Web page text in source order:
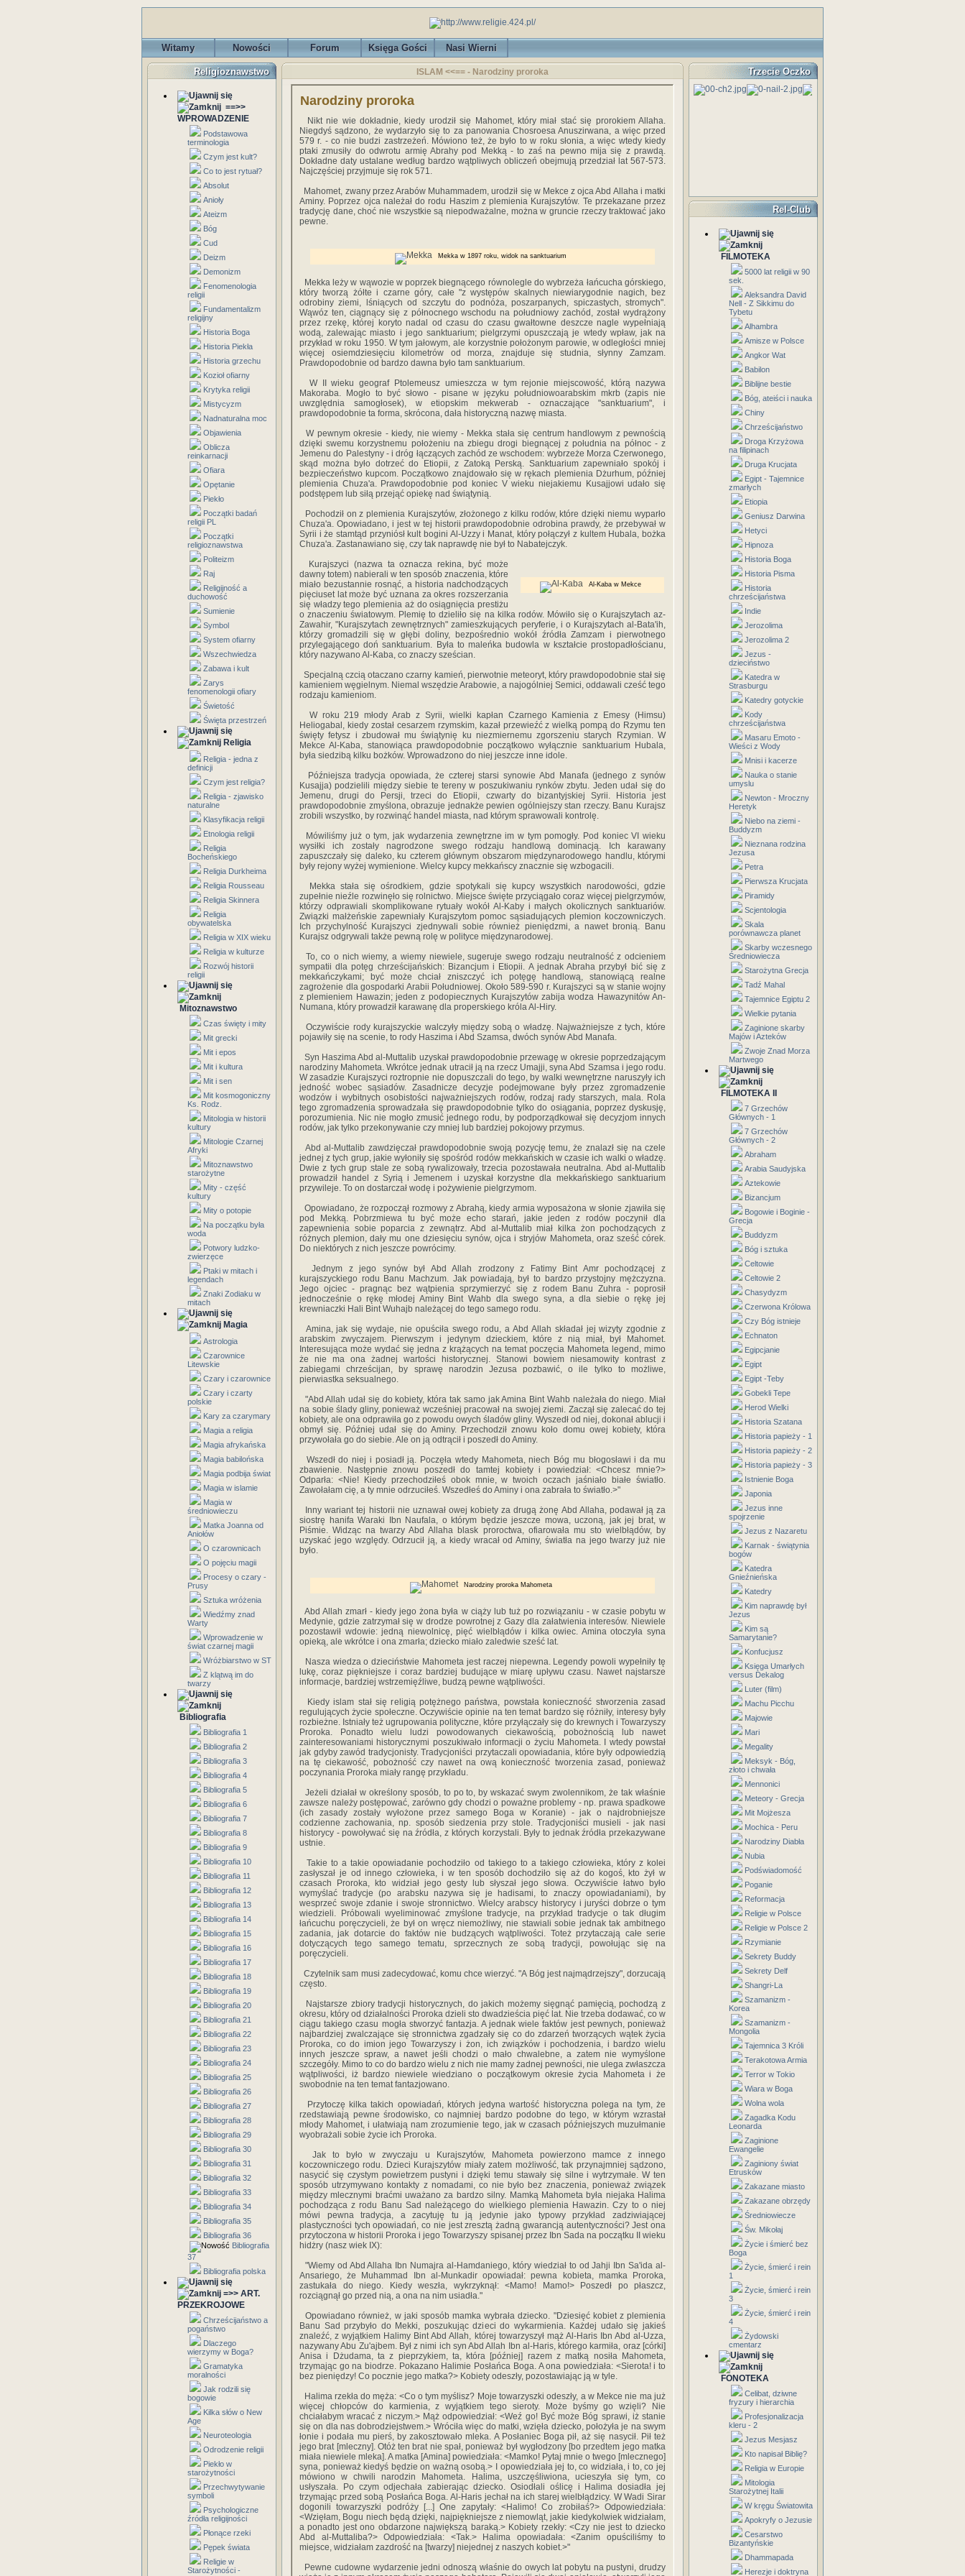
Witamy Nowości Forum Księga Gości Nasi Wierni
Religioznawstwo
==>>
WPROWADZENIE
Podstawowa
terminologia
Czym jest kult?
Co to jest rytuał?
Absolut
Anioły
Ateizm
Bóg
Cud
Deizm
Demonizm
Fenomenologia
religii
Fundamentalizm
religijny
Historia Boga
Historia Piekła
Historia grzechu
Kozioł ofiarny
Krytyka religii
Mistycyzm
Nadnaturalna moc
Objawienia
Oblicza
reinkarnacji
Ofiara
Opętanie
Piekło
Początki badań
religii PL
Początki
religioznawstwa
Politeizm
Raj
Religijność a
duchowość
Sumienie
Symbol
System ofiarny
Wszechwiedza
Zabawa i kult
Zarys
fenomenologii ofiary
Świetość
Święta przestrzeń
Religia
Religia - jedna z
definicji
Czym jest religia?
Religia - zjawisko
naturalne
Klasyfikacja religii
Etnologia religii
Religia
Bocheńskiego
Religia Durkheima
Religia Rousseau
Religia Skinnera
Religia
obywatelska
Religia w XIX wieku
Religia w kulturze
Rozwój historii
religii
Mitoznawstwo
Czas święty i mity
Mit grecki
Mit i epos
Mit i kultura
Mit i sen
Mit kosmogoniczny
Ks. Rodz.
Mitologia w historii
kultury
Mitologie Czarnej
Afryki
Mitoznawstwo
starożytne
Mity - część
kultury
Mity o potopie
Na początku była
woda
Potwory ludzko-
zwierzęce
Ptaki w mitach i
legendach
Znaki Zodiaku w
mitach
Magia
Astrologia
Czarownice
Litewskie
Czary i czarownice
Czary i czarty
polskie
Kary za czarymary
Magia a religia
Magia afrykańska
Magia babilońska
Magia podbija świat
Magia w islamie
Magia w
średniowieczu
Matka Joanna od
Aniołów
O czarownicach
O pojęciu magii
Procesy o czary -
Prusy
Sztuka wróżenia
Wiedźmy znad
Warty
Wprowadzenie w
świat czarnej magii
Wróżbiarstwo w ST
Z klątwą im do
twarzy
Bibliografia
Bibliografia 1
Bibliografia 2
Bibliografia 3
Bibliografia 4
Bibliografia 5
Bibliografia 6
Bibliografia 7
Bibliografia 8
Bibliografia 9
Bibliografia 10
Bibliografia 11
Bibliografia 12
Bibliografia 13
Bibliografia 14
Bibliografia 15
Bibliografia 16
Bibliografia 17
Bibliografia 18
Bibliografia 19
Bibliografia 20
Bibliografia 21
Bibliografia 22
Bibliografia 23
Bibliografia 24
Bibliografia 25
Bibliografia 26
Bibliografia 27
Bibliografia 28
Bibliografia 29
Bibliografia 30
Bibliografia 31
Bibliografia 32
Bibliografia 33
Bibliografia 34
Bibliografia 35
Bibliografia 36
Bibliografia
37
Bibliografia polska
=>> ART.
PRZEKROJOWE
Chrześcijaństwo a
pogaństwo
Dlaczego
wierzymy w Boga?
Gramatyka
moralności
Jak rodzili się
bogowie
Kilka słów o New
Age
Neuroteologia
Odrodzenie religii
Piekło w
starożytności
Przechwytywanie
symboli
Psychologiczne
źródła religijności
Płonące rzeki
Pępek świata
Religie w
Starożytności -
ISLAM <<== - Narodziny proroka
Narodziny proroka
Nikt nie wie dokładnie, kiedy urodził się Mahomet, który miał stać się prorokiem Allaha.
Niegdyś sądzono, że wydarzyło się to za panowania Chosroesa Anuszirwana, a więc przed
579 r. - co nie budzi zastrzeżeń. Mówiono też, że było to w roku słonia, a więc wtedy kiedy
ptaki zmusiły do odwrotu armię Abrahy pod Mekką - to zaś na pewno mija się z prawdą.
Dokładne daty ustalane według bardzo wątpliwych obliczeń obejmują przedział lat 567-573.
Najczęściej przyjmuje się rok 571.
Mahomet, zwany przez Arabów Muhammadem, urodził się w Mekce z ojca Abd Allaha i matki
Aminy. Poprzez ojca należał do rodu Haszim z plemienia Kurajszytów. Te przekazane przez
tradycję dane, choć nie wszystkie są niepodważalne, można w gruncie rzeczy traktować jako
pewne.
Mekka w 1897 roku, widok na sanktuarium
Mekka leży w wąwozie w poprzek biegnącego równolegle do wybrzeża łańcucha górskiego,
który tworzą żółte i czarne góry, całe "z występów skalnych niewiarygodnie nagich, bez
odrobiny ziemi, lśniących od szczytu do podnóża, poszarpanych, spiczastych, stromych".
Wąwóz ten, ciągnący się z północnego wschodu na południowy zachód, został wydrążony
przez rzekę, której koryto nadal od czasu do czasu gwałtowne deszcze nagle wypełniają
wodą, zalewając miasto i jego sanktuarium; pielgrzymi opuszczają je wtedy wpław, jak na
przykład w roku 1950. W tym jałowym, ale korzystnie położonym parowie, w odległości mniej
więcej osiemdziesięciu kilometrów od morza, znajduje się studnia, słynny Zamzam.
Prawdopodobnie od bardzo dawna było tam sanktuarium.
W II wieku geograf Ptolemeusz umieszcza w tym rejonie miejscowość, którą nazywa
Makoraba. Mogło to być słowo - pisane w języku południowoarabskim mkrb (zapis nie
uwzględnia samogłosek), w etiopskim mekwerab - oznaczające "sanktuarium", i
prawdopodobnie ta forma, skrócona, dała historyczną nazwę miasta.
W pewnym okresie - kiedy, nie wiemy - Mekka stała się centrum handlowym z pewnością
dzięki swemu korzystnemu położeniu na zbiegu drogi biegnącej z południa na północ - z
Jemenu do Palestyny - i dróg łączących zachód ze wschodem: wybrzeże Morza Czerwonego,
skąd można było dotrzeć do Etiopii, z Zatoką Perską. Sanktuarium zapewniało spokój i
bezpieczeństwo kupcom. Początkowo znajdowało się w rękach plemienia Dżurhum, później
plemienia Chuza'a. Prawdopodobnie pod koniec V wieku niejakiemu Kusajjowi udało się
podstępem lub siłą przejąć opiekę nad świątynią.
Pochodził on z plemienia Kurajszytów, złożonego z kilku rodów, które dzięki niemu wyparło
Chuza'a. Opowiadano, i jest w tej historii prawdopodobnie odrobina prawdy, że przebywał w
Syrii i że stamtąd przyniósł kult bogini Al-Uzzy i Manat, który połączył z kultem Hubala, bożka
Chuza'a. Zastanawiano się, czy tak naprawdę nie był to Nabatejczyk.
Al-Kaba w Mekce
Kurajszyci (nazwa ta oznacza rekina, być może
dawny totem) nabierali w ten sposób znaczenia, które
miało bezustannie rosnąć, a historia nadchodzących
pięciuset lat może być uznana za okres rozszerzania
się władzy tego plemienia aż do osiągnięcia prestiżu
o znaczeniu światowym. Plemię to dzieliło się na kilka rodów. Mówiło się o Kurajszytach az-
Zawahir, "Kurajszytach zewnętrznych" zamieszkujących peryferie, i o Kurajszytach al-Bata'ih,
którzy gromadzili się w głębi doliny, bezpośrednio wokół źródła Zamzam i pierwotnego
przylegającego doń sanktuarium. Była to maleńka budowla w kształcie prostopadłościanu,
który nazywano Al-Kaba, co znaczy sześcian.
Specjalną czcią otaczano czarny kamień, pierwotnie meteoryt, który prawdopodobnie stał się
kamieniem węgielnym. Niemal wszędzie Arabowie, a najogólniej Semici, oddawali cześć tego
rodzaju kamieniom.
W roku 219 młody Arab z Syrii, wielki kapłan Czarnego Kamienia z Emesy (Himsu)
Heliogabal, kiedy został cesarzem rzymskim, kazał przewieźć z wielką pompą do Rzymu ten
święty fetysz i zbudował mu świątynię ku niezmiernemu zgorszeniu starych Rzymian. W
Mekce Al-Kaba, stanowiąca prawdopodobnie początkowo wyłącznie sanktuarium Hubala,
była siedzibą kilku bożków. Wprowadzono do niej jeszcze inne idole.
Późniejsza tradycja opowiada, że czterej starsi synowie Abd Manafa (jednego z synów
Kusajja) podzielili między siebie te tereny w poszukiwaniu rynków zbytu. Jeden udał się do
Jemenu, drugi do Persji, trzeci do Etiopii, czwarty do bizantyjskiej Syrii. Historia jest
prawdopodobnie zmyślona, obrazuje jednakże pewien ogólniejszy stan rzeczy. Banu Kurajsz
zrobili wszystko, by rozwinąć handel miasta, nad którym sprawowali kontrolę.
Mówiliśmy już o tym, jak wydarzenia zewnętrzne im w tym pomogły. Pod koniec VI wieku
wysiłki ich zostały nagrodzone swego rodzaju handlową dominacją. Ich karawany
zapuszczały się daleko, ku czterem głównym obszarom międzynarodowego handlu, którymi
były rejony wyżej wymienione. Wielcy kupcy mekkańscy znacznie się wzbogacili.
Mekka stała się ośrodkiem, gdzie spotykali się kupcy wszystkich narodowości, gdzie
zupełnie nieźle rozwinęło się rolnictwo. Miejsce święte przyciągało coraz więcej pielgrzymów,
którzy odprawiali skomplikowane rytuały wokół Al-Kaby i małych okolicznych sanktuariów.
Związki małżeńskie zapewniały Kurajszytom pomoc sąsiadujących plemion koczowniczych.
Ich przychylność Kurajszyci zjednywali sobie również pieniędzmi, a nawet bronią. Banu
Kurajsz odgrywali także pewną rolę w polityce międzynarodowej.
To, co o nich wiemy, a wiemy niewiele, sugeruje swego rodzaju neutralność z odcieniem
sympatii dla potęg chrześcijańskich: Bizancjum i Etiopii. A jednak Abraha przybył bić się z
mekkańczykami; być może chciał zniszczyć ich potęgę handlową, stanowiącą realne
zagrożenie dla gospodarki Arabii Południowej. Około 589-590 r. Kurajszyci są w stanie wojny
z plemieniem Hawazin; jeden z podopiecznych Kurajszytów zabija wodza Hawazynitów An-
Numana, który prowadził karawanę dla properskiego króla Al-Hiry.
Oczywiście rody kurajszyckie walczyły między sobą o władzę. Najważniejsze z tych, które
pojawiły się na scenie, to rody Haszima i Abd Szamsa, dwóch synów Abd Manafa.
Syn Haszima Abd al-Muttalib uzyskał prawdopodobnie przewagę w okresie poprzedzającym
narodziny Mahometa. Wkrótce jednak utracił ją na rzecz Umajji, syna Abd Szamsa i jego rodu.
W zasadzie Kurajszyci roztropnie nie dopuszczali do tego, by walki wewnętrzne naruszyły ich
jedność wobec sąsiadów. Zasadnicze decyzje podejmowane były przez zgromadzenie
wodzów i wybitnych osobistości najważniejszych rodów, rodzaj rady starszych, mala. Rola
tego zgromadzenia sprowadzała się prawdopodobnie tylko do osiągania, poprzez dyskusję,
porozumienia. Nic nie mogło zmusić jednego rodu, by podporządkował się decyzjom innych
rodów, jak tylko przekonywanie czy mniej lub bardziej pokojowy przymus.
Abd al-Muttalib zawdzięczał prawdopodobnie swoją pozycję temu, że znalazł się na czele
jednej z tych grup, jakie wyłoniły się spośród rodów mekkańskich w czasie ich walki o władzę.
Dwie z tych grup stale ze sobą rywalizowały, trzecia pozostawała neutralna. Abd al-Muttalib
prowadził handel z Syrią i Jemenem i uzyskał korzystne dla mekkańskiego sanktuarium
przywileje. To on dostarczał wodę i pożywienie pielgrzymom.
Opowiadano, że rozpoczął rozmowy z Abrahą, kiedy armia wyposażona w słonie zjawiła się
pod Mekką. Pobrzmiewa tu być może echo starań, jakie jeden z rodów poczynił dla
zapewnienia sobie poparcia z zewnątrz. Abd al-Muttalib miał kilka żon pochodzących z
różnych plemion, dały mu one dziesięciu synów, ojca i stryjów Mahometa, oraz sześć córek.
Do niektórych z nich jeszcze powrócimy.
Jednym z jego synów był Abd Allah zrodzony z Fatimy Bint Amr pochodzącej z
kurajszyckiego rodu Banu Machzum. Jak powiadają, był to bardzo przystojny mężczyzna.
Jego ojciec - pragnąc bez wątpienia sprzymierzyć się z rodem Banu Zuhra - poprosił
jednocześnie o rękę młodej Aminy Bint Wahb dla swego syna, a dla siebie o rękę jej
krewniaczki Hali Bint Wuhajb należącej do tego samego rodu.
Amina, jak się wydaje, nie opuściła swego rodu, a Abd Allah składał jej wizyty zgodnie z
arabskim zwyczajem. Pierwszym i jedynym dzieckiem, które z nią miał, był Mahomet.
Interesująca może wydać się jedna z krążących na temat poczęcia Mahometa legend, mimo
że nie ma ona żadnej wartości historycznej. Stanowi bowiem niesamowity kontrast z
zabiegami chrześcijan, by sprawę narodzin Jezusa pozbawić, o ile tylko to możliwe,
pierwiastka seksualnego.
"Abd Allah udał się do kobiety, która tak samo jak Amina Bint Wahb należała do niego. Miał
na sobie ślady gliny, ponieważ wcześniej pracował na swojej ziemi. Zaczął się zalecać do tej
kobiety, ale ona odprawiła go z powodu owych śladów gliny. Wyszedł od niej, dokonał ablucji i
obmył się. Później udał się do Aminy. Przechodził znowu koło domu owej kobiety, która
przywołała go do siebie. Ale on ją odtrącił i poszedł do Aminy.
Wszedł do niej i posiadł ją. Poczęła wtedy Mahometa, niech Bóg mu błogosławi i da mu
zbawienie. Następnie znowu poszedł do tamtej kobiety i powiedział: <Chcesz mnie?>
Odparła: <Nie! Kiedy przechodziłeś obok mnie, w twoich oczach jaśniało białe światło.
Zawołałam cię, a ty mnie odrzuciłeś. Wszedłeś do Aminy i ona zabrała to światło.>"
Inny wariant tej historii nie uznawał owej kobiety za drugą żonę Abd Allaha, podawał ją za
siostrę hanifa Waraki Ibn Naufala, o którym będzie jeszcze mowa, uczoną, jak jej brat, w
Piśmie. Widząc na twarzy Abd Allaha blask proroctwa, ofiarowała mu sto wielbłądów, by
uzyskać jego względy. Odrzucił ją, a kiedy wracał od Aminy, światła na jego twarzy już nie
było.
Narodziny proroka Mahometa
Abd Allah zmarł - kiedy jego żona była w ciąży lub tuż po rozwiązaniu - w czasie pobytu w
Medynie, gdzie zatrzymał się w drodze powrotnej z Gazy dla załatwienia interesów. Niewiele
pozostawił wdowie: jedną niewolnicę, pięć wielbłądów i kilka owiec. Amina otoczyła syna
opieką, ale wkrótce i ona zmarła; dziecko miało zaledwie sześć lat.
Nasza wiedza o dzieciństwie Mahometa jest raczej niepewna. Legendy powoli wypełniły tę
lukę, coraz piękniejsze i coraz bardziej budujące w miarę upływu czasu. Nawet najstarsze
informacje, bardziej wstrzemięźliwe, budzą pewne wątpliwości.
Kiedy islam stał się religią potężnego państwa, powstała konieczność stworzenia zasad
regulujących życie społeczne. Oczywiście opinie na ten temat bardzo się różniły, interesy były
rozbieżne. Istniały też ugrupowania polityczne, które przyłączały się do krewnych i Towarzyszy
Proroka. Ponadto wielu ludzi powodowanych ciekawością, pobożnością lub nawet
zainteresowaniami historycznymi poszukiwało informacji o życiu Mahometa. I wtedy powstał
jak gdyby zawód tradycjonisty. Tradycjoniści przytaczali opowiadania, które były odpowiedzią
na tę ciekawość, pobożność czy nawet na ową konieczność tworzenia zasad, ponieważ
poczynania Proroka miały rangę przykładu.
Jeżeli działał w określony sposób, to po to, by wskazać swym zwolennikom, że tak właśnie
zawsze należy postępować, zarówno gdy chodzi o poważne problemy - np. prawa spadkowe
(ich zasady zostały wyłożone przez samego Boga w Koranie) - jak o najdrobniejsze
codzienne zachowania, np. sposób siedzenia przy stole. Tradycjoniści musieli - jak nasi
historycy - powoływać się na źródła, z których korzystali. Były to jednak źródła przekazywane
ustnie.
Takie to a takie opowiadanie pochodziło od takiego to a takiego człowieka, który z kolei
zasłyszał je od innego człowieka, i w ten sposób dochodziło się aż do kogoś, kto żył w
czasach Proroka, kto widział jego gesty lub słyszał jego słowa. Oczywiście łatwo było
wymyślać tradycje (po arabsku nazywa się je hadisami, to znaczy opowiadaniami), by
wesprzeć swoje zdanie i swoje stronnictwo. Wielcy arabscy historycy i juryści dobrze o tym
wiedzieli. Próbowali wyeliminować zmyślone tradycje, na przykład tradycje o tak długim
łańcuchu poręczycieli, że był on wręcz niemożliwy, nie stawiali sobie jednak tak ambitnego
zadania, jak dotarcie do faktów nie budzących wątpliwości. Toteż przytaczają całe serie
dotyczących tego samego tematu, sprzecznych ze sobą tradycji, powołując się na
poręczycieli.
Czytelnik sam musi zadecydować, komu chce wierzyć. "A Bóg jest najmądrzejszy", dorzucają
często.
Najstarsze zbiory tradycji historycznych, do jakich możemy sięgnąć pamięcią, pochodzą z
okresu, który od działalności Proroka dzieli sto dwadzieścia pięć lat. Nie trzeba dodawać, co w
ciągu takiego czasu mogła stworzyć fantazja. A jednak wiele faktów jest pewnych, ponieważ
najbardziej zwalczające się stronnictwa zgadzały się co do zdarzeń tworzących wątek życia
Proroka, co do imion jego Towarzyszy i żon, ich związków i pochodzenia, i bardzo wielu
innych jeszcze spraw, a nawet jeśli chodzi o mało chwalebne, a zatem nie wymyślone
szczegóły. Mimo to co do bardzo wielu z nich nie mamy żadnej pewności, nie ulega zwłaszcza
wątpliwości, iż bardzo niewiele wiedziano o początkowym okresie życia Mahometa i że
swobodnie na ten temat fantazjowano.
Przytoczę kilka takich opowiadań, których jedyna wartość historyczna polega na tym, że
rzedstawiają pewne środowisko, co najmniej bardzo podobne do tego, w którym wzrastał
młody Mahomet, i ułatwiają nam zrozumienie tego, jak w czasach późniejszych muzułmanie
wyobrażali sobie życie ich Proroka.
Jak to było w zwyczaju u Kurajszytów, Mahometa powierzono mamce z innego
koczowniczego rodu. Dzieci Kurajszytów miały zatem możliwość, tak przynajmniej sądzono,
nasycić się czystym powietrzem pustyni i dzięki temu stawały się silne i wytrzymałe. W ten
sposób utrzymywano kontakty z nomadami, co nie było bez znaczenia, ponieważ związek
między mlecznymi braćmi uważano za bardzo silny. Mamką Mahometa była niejaka Halima
pochodząca z rodu Banu Sad należącego do wielkiego plemienia Hawazin. Czy to o niej
mówi pewna tradycja, a zacytuję tu ją jedynie jako typowy przykład zadziwiającej
plastyczności tych opowiadań, co nie jest zresztą żadną gwarancją autentyczności? Jest ona
przytoczona w historii Proroka i jego Towarzyszy spisanej przez Ibn Sada na początku II wieku
hidżry (nasz wiek IX):
"Wiemy od Abd Allaha Ibn Numajra al-Hamdaniego, który wiedział to od Jahji Ibn Sa'ida al-
Ansariego, że Muhammad Ibn al-Munkadir opowiadał: pewna kobieta, mamka Proroka,
zastukała do niego. Kiedy weszła, wykrzyknął: <Mamo! Mamo!> Poszedł po płaszcz,
rozciągnął go przed nią, a ona na nim usiadła."
Opowiadano również, w jaki sposób mamka wybrała dziecko. "Dziesięć kobiet z plemienia
Banu Sad przybyło do Mekki, poszukując dzieci do wykarmienia. Każdej udało się jakieś
znaleźć, z wyjątkiem Halimy Bint Abd Allah, której towarzyszył mąż Al-Haris Ibn Abd al-Uzza,
nazywany Abu Zu'ajbem. Był z nimi ich syn Abd Allah Ibn al-Haris, którego karmiła, oraz [córki]
Anisa i Dżudama, ta z pieprzykiem, ta, która [później] razem z matką nosiła Mahometa,
trzymając go na biodrze. Pokazano Halimie Posłańca Boga. A ona powiedziała: <Sierota! i to
bez pieniędzy! Co pocznie jego matka?> Kobiety odeszły, pozostawiając ją w tyle.
Halima rzekła do męża: <Co o tym myślisz? Moje towarzyszki odeszły, a w Mekce nie ma już
więcej chłopców do karmienia, z wyjątkiem tego sieroty. Może byśmy go wzięli? Nie
chciałabym wracać z niczym.> Mąż odpowiedział: <Weź go! Być może Bóg sprawi, iż stanie
się on dla nas dobrodziejstwem.> Wróciła więc do matki, wzięła dziecko, położyła je na swym
łonie i podała mu pierś, by zakosztowało mleka. A Posłaniec Boga pił, aż się nasycił. Pił też
jego brat [mleczny]. Otóż ten brat nie spał, ponieważ był wygłodzony [bo przedtem jego matka
miała niewiele mleka]. A matka [Amina] powiedziała: <Mamko! Pytaj mnie o twego [mlecznego]
syna, ponieważ kiedyś będzie on ważną osobą.> I opowiedziała jej to, co widziała, i to, co jej
mówiono w chwili narodzin Mahometa. Halima, uszczęśliwiona, ucieszyła się tym, co
usłyszała. Po czym odjechała zabierając dziecko. Osiodłali oślicę i Halima dosiadła jej
trzymając przed sobą Posłańca Boga. Al-Haris jechał na ich starej wielbłądzicy. W Wadi Sirar
dogonili towarzyszki podróży [...] One zapytały: <Halimo! Co zrobiłaś?> Odpowiedziała:
<Wzięłam, Bogu niech będą dzięki, najpiękniejsze z niemowląt, jakie kiedykolwiek widziałam,
a ponadto jest ono obdarzone największą baraką.> Kobiety rzekły: <Czy nie jest to dziecko
Abd al-Muttaliba?> Odpowiedziała: <Tak.> Halima opowiadała: <Zanim opuściliśmy to
miejsce, widziałam zazdrość na [twarzy] niejednej z naszych kobiet.>"
Pewne cudowne wydarzenie jedni odnoszą właśnie do owych lat pobytu na pustyni, drudzy
Trzecie Oczko
Rel-Club
FILMOTEKA
5000 lat religii w 90
sek.
Aleksandra David
Nell - Z Sikkimu do
Tybetu
Alhambra
Amisze w Polsce
Angkor Wat
Babilon
Biblijne bestie
Bóg, ateiści i nauka
Chiny
Chrześcijaństwo
Droga Krzyżowa
na filipinach
Druga Krucjata
Egipt - Tajemnice
zmarłych
Etiopia
Geniusz Darwina
Hetyci
Hipnoza
Historia Boga
Historia Pisma
Historia
chrześcijaństwa
Indie
Jerozolima
Jerozolima 2
Jezus -
dzieciństwo
Katedra w
Strasburgu
Katedry gotyckie
Kody
chrześcijaństwa
Masaru Emoto -
Wieści z Wody
Mnisi i kacerze
Nauka o stanie
umyslu
Newton - Mroczny
Heretyk
Niebo na ziemi -
Buddyzm
Nieznana rodzina
Jezusa
Petra
Pierwsza Krucjata
Piramidy
Scjentologia
Skala
porównawcza planet
Skarby wczesnego
Średniowiecza
Starożytna Grecja
Tadź Mahal
Tajemnice Egiptu 2
Wielkie pytania
Zaginione skarby
Majów i Azteków
Zwoje Znad Morza
Martwego
FILMOTEKA II
7 Grzechów
Głównych - 1
7 Grzechów
Głównych - 2
Abraham
Arabia Saudyjska
Aztekowie
Bizancjum
Bogowie i Boginie -
Grecja
Buddyzm
Bóg i sztuka
Celtowie
Celtowie 2
Chasydyzm
Czerwona Królowa
Czy Bóg istnieje
Echnaton
Egipcjanie
Egipt
Egipt -Teby
Gobekli Tepe
Herod Wielki
Historia Szatana
Historia papieży - 1
Historia papieży - 2
Historia papieży - 3
Istnienie Boga
Japonia
Jezus inne
spojrzenie
Jezus z Nazaretu
Karnak - świątynia
bogów
Katedra
Gnieźnieńska
Katedry
Kim naprawdę był
Jezus
Kim są
Samarytanie?
Konfucjusz
Księga Umarłych
versus Dekalog
Luter (film)
Machu Picchu
Majowie
Mari
Megality
Meksyk - Bóg,
złoto i chwała
Mennonici
Meteory - Grecja
Mit Mojżesza
Mochica - Peru
Narodziny Diabła
Nubia
Podświadomość
Poganie
Reformacja
Religie w Polsce
Religie w Polsce 2
Rzymianie
Sekrety Buddy
Sekrety Delf
Shangri-La
Szamanizm -
Korea
Szamanizm -
Mongolia
Tajemnica 3 Króli
Terakotowa Armia
Terror w Tokio
Wiara w Boga
Wolna wola
Zagadka Kodu
Leonarda
Zaginione
Ewangelie
Zaginiony świat
Etrusków
Zakazane miasto
Zakazane obrzędy
Średniowiecze
Św. Mikołaj
Życie i śmierć bez
Boga
Życie, śmierć i rein
1
Życie, śmierć i rein
3
Życie, śmierć i rein
4
Żydowski
cmentarz
FONOTEKA
Celibat, dziwne
fryzury i hierarchia
Profesjonalizacja
kleru - 2
Jezus Mesjasz
Kto napisał Biblię?
Religia w Europie
Mitologia
Starożytnej Italii
W kręgu Światowita
Apokryfy o Jezusie
Cesarstwo
Bizantyńskie
Dhammapada
Herezje i doktryna